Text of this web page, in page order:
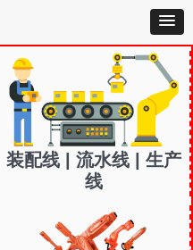
装配线 | 流水线 | 生产
线